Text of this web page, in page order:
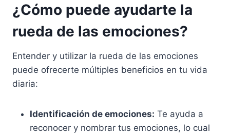
¿Cómo puede ayudarte la
rueda de las emociones?
Entender y utilizar la rueda de las emociones
puede ofrecerte múltiples beneficios en tu vida
diaria:
Identificación de emociones: Te ayuda a
reconocer y nombrar tus emociones, lo cual